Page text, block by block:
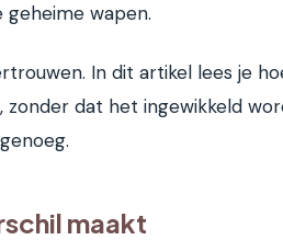
geheime wapen.
In dit artikel lees je
dat het ingewikkeld
maakt